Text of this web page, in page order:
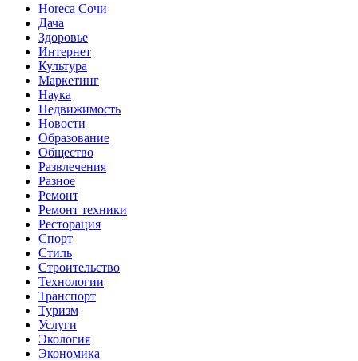
Horeca Сочи
Дача
Здоровье
Интернет
Культура
Маркетинг
Наука
Недвижимость
Новости
Образование
Общество
Развлечения
Разное
Ремонт
Ремонт техники
Ресторация
Спорт
Стиль
Строительство
Технологии
Транспорт
Туризм
Услуги
Экология
Экономика